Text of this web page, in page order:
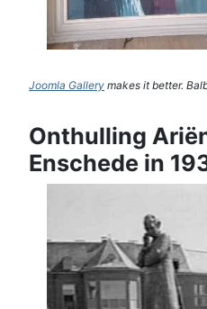
Joomla Gallery makes it better.
Onthulling
Enschede in